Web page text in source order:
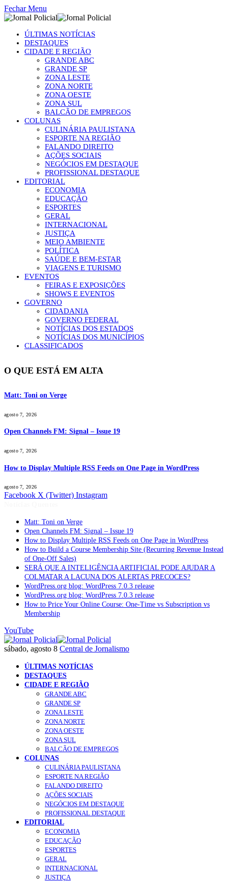
Fechar Menu
ÚLTIMAS NOTÍCIAS
DESTAQUES
CIDADE E REGIÃO
GRANDE ABC
GRANDE SP
ZONA LESTE
ZONA NORTE
ZONA OESTE
ZONA SUL
BALCÃO DE EMPREGOS
COLUNAS
CULINÁRIA PAULISTANA
ESPORTE NA REGIÃO
FALANDO DIREITO
AÇÕES SOCIAIS
NEGÓCIOS EM DESTAQUE
PROFISSIONAL DESTAQUE
EDITORIAL
ECONOMIA
EDUCAÇÃO
ESPORTES
GERAL
INTERNACIONAL
JUSTIÇA
MEIO AMBIENTE
POLÍTICA
SAÚDE E BEM-ESTAR
VIAGENS E TURISMO
EVENTOS
FEIRAS E EXPOSIÇÕES
SHOWS E EVENTOS
GOVERNO
CIDADANIA
GOVERNO FEDERAL
NOTÍCIAS DOS ESTADOS
NOTÍCIAS DOS MUNICÍPIOS
CLASSIFICADOS
O QUE ESTÁ EM ALTA
Matt: Toni on Verge
agosto 7, 2026
Open Channels FM: Signal – Issue 19
agosto 7, 2026
How to Display Multiple RSS Feeds on One Page in WordPress
agosto 7, 2026
Facebook X (Twitter) Instagram
Matt: Toni on Verge
Open Channels FM: Signal – Issue 19
How to Display Multiple RSS Feeds on One Page in WordPress
How to Build a Course Membership Site (Recurring Revenue Instead
of One-Off Sales)
SERÁ QUE A INTELIGÊNCIA ARTIFICIAL PODE AJUDAR A
COLMATAR A LACUNA DOS ALERTAS PRECOCES?
WordPress.org blog: WordPress 7.0.3 release
WordPress.org blog: WordPress 7.0.3 release
How to Price Your Online Course: One-Time vs Subscription vs
Membership
YouTube
sábado, agosto 8 Central de Jornalismo
ÚLTIMAS NOTÍCIAS
DESTAQUES
CIDADE E REGIÃO
GRANDE ABC
GRANDE SP
ZONA LESTE
ZONA NORTE
ZONA OESTE
ZONA SUL
BALCÃO DE EMPREGOS
COLUNAS
CULINÁRIA PAULISTANA
ESPORTE NA REGIÃO
FALANDO DIREITO
AÇÕES SOCIAIS
NEGÓCIOS EM DESTAQUE
PROFISSIONAL DESTAQUE
EDITORIAL
ECONOMIA
EDUCAÇÃO
ESPORTES
GERAL
INTERNACIONAL
JUSTIÇA